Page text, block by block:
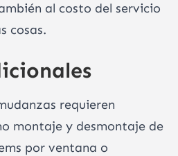
al costo del servicio
cosas.
requieren
montaje y desmontaje de
por ventana o